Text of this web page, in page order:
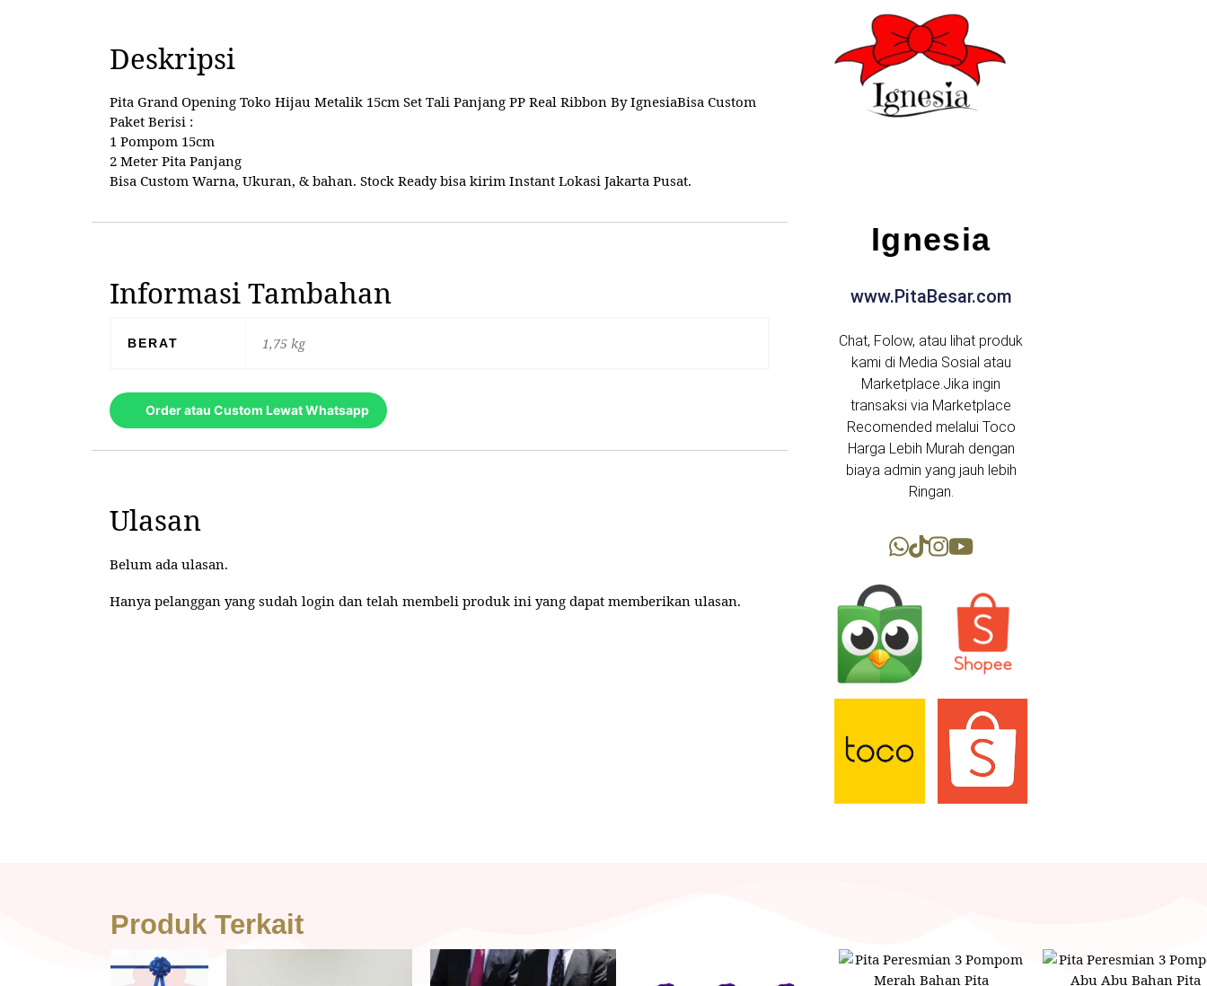
Deskripsi
Pita Grand Opening Toko Hijau Metalik 15cm Set Tali Panjang PP Real Ribbon By IgnesiaBisa Custom
Paket Berisi :
1 Pompom 15cm
2 Meter Pita Panjang
Bisa Custom Warna, Ukuran, & bahan. Stock Ready bisa kirim Instant Lokasi Jakarta Pusat.
Informasi Tambahan
BERAT 1,75 kg
Order atau Custom Lewat Whatsapp
Ulasan
Belum ada ulasan.
Hanya pelanggan yang sudah login dan telah membeli produk ini yang dapat memberikan ulasan.
Ignesia
www.PitaBesar.com
Chat, Folow, atau lihat produk
kami di Media Sosial atau
Marketplace.Jika ingin
transaksi via Marketplace
Recomended melalui Toco
Harga Lebih Murah dengan
biaya admin yang jauh lebih
Ringan.
Produk Terkait